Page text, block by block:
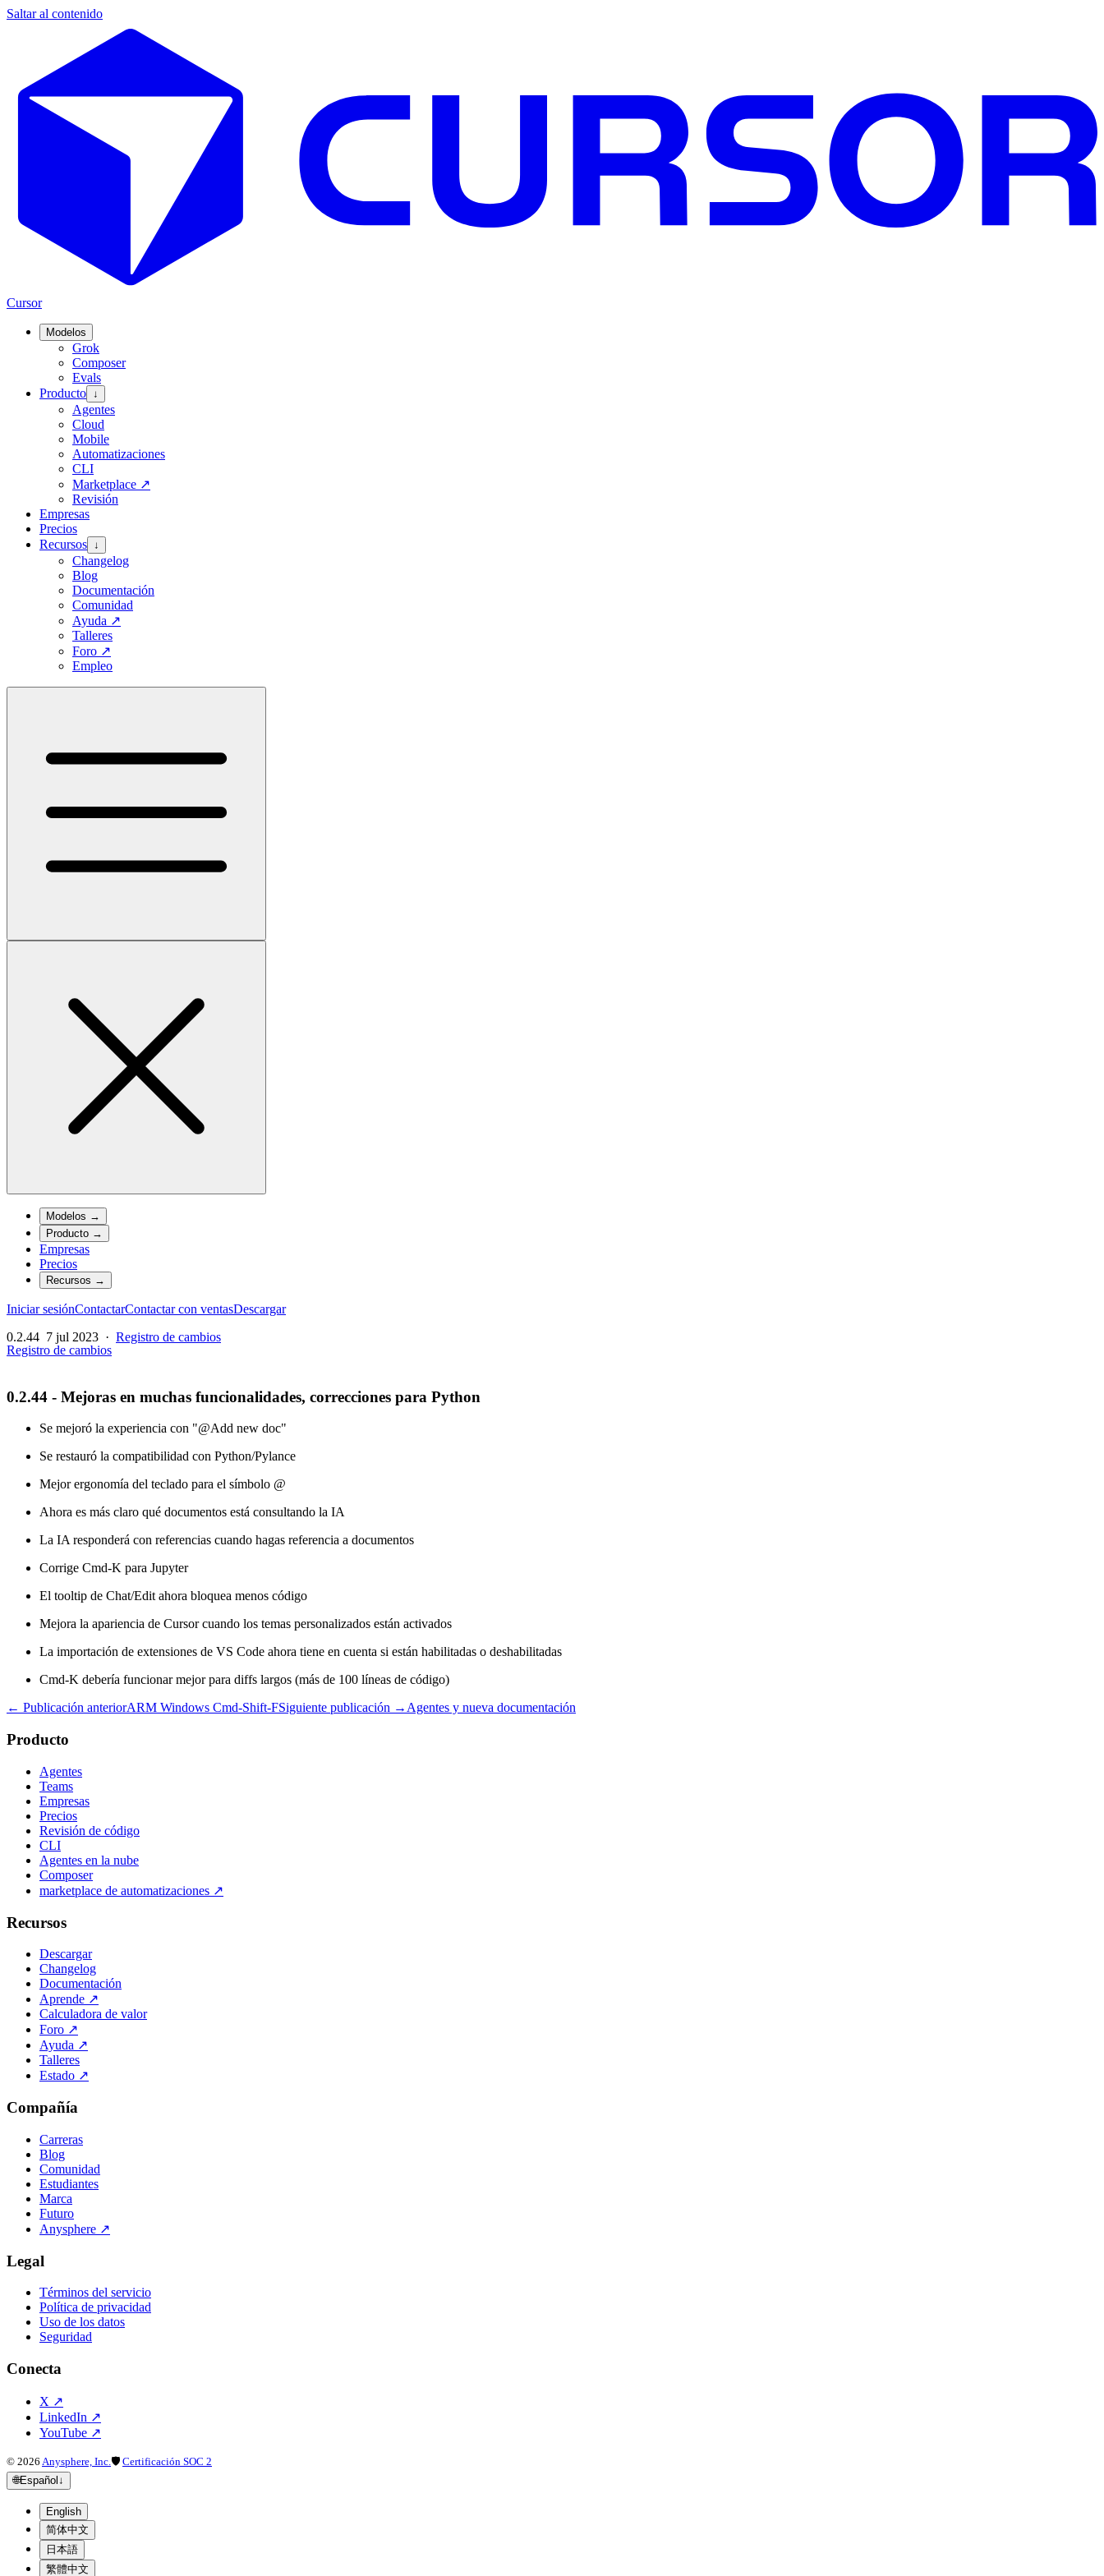
Saltar al contenido
Cursor
Modelos
Grok
Composer
Evals
Producto ↓
Agentes
Cloud
Mobile
Automatizaciones
CLI
Marketplace ↗
Revisión
Empresas
Precios
Recursos ↓
Changelog
Blog
Documentación
Comunidad
Ayuda ↗
Talleres
Foro ↗
Empleo
Modelos →
Producto →
Empresas
Precios
Recursos →
Iniciar sesiónContactarContactar con ventasDescargar
0.2.44 7 jul 2023 · Registro de cambios
Registro de cambios
0.2.44 - Mejoras en muchas funcionalidades, correcciones para Python
Se mejoró la experiencia con "@Add new doc"
Se restauró la compatibilidad con Python/Pylance
Mejor ergonomía del teclado para el símbolo @
Ahora es más claro qué documentos está consultando la IA
La IA responderá con referencias cuando hagas referencia a documentos
Corrige Cmd-K para Jupyter
El tooltip de Chat/Edit ahora bloquea menos código
Mejora la apariencia de Cursor cuando los temas personalizados están activados
La importación de extensiones de VS Code ahora tiene en cuenta si están habilitadas o deshabilitadas
Cmd-K debería funcionar mejor para diffs largos (más de 100 líneas de código)
← Publicación anteriorARM Windows Cmd-Shift-FSiguiente publicación →Agentes y nueva documentación
Producto
Agentes
Teams
Empresas
Precios
Revisión de código
CLI
Agentes en la nube
Composer
marketplace de automatizaciones ↗
Recursos
Descargar
Changelog
Documentación
Aprende ↗
Calculadora de valor
Foro ↗
Ayuda ↗
Talleres
Estado ↗
Compañía
Carreras
Blog
Comunidad
Estudiantes
Marca
Futuro
Anysphere ↗
Legal
Términos del servicio
Política de privacidad
Uso de los datos
Seguridad
Conecta
X ↗
LinkedIn ↗
YouTube ↗
© 2026 Anysphere, Inc. 🛡 Certificación SOC 2
🌐Español↓
English
简体中文
日本語
繁體中文